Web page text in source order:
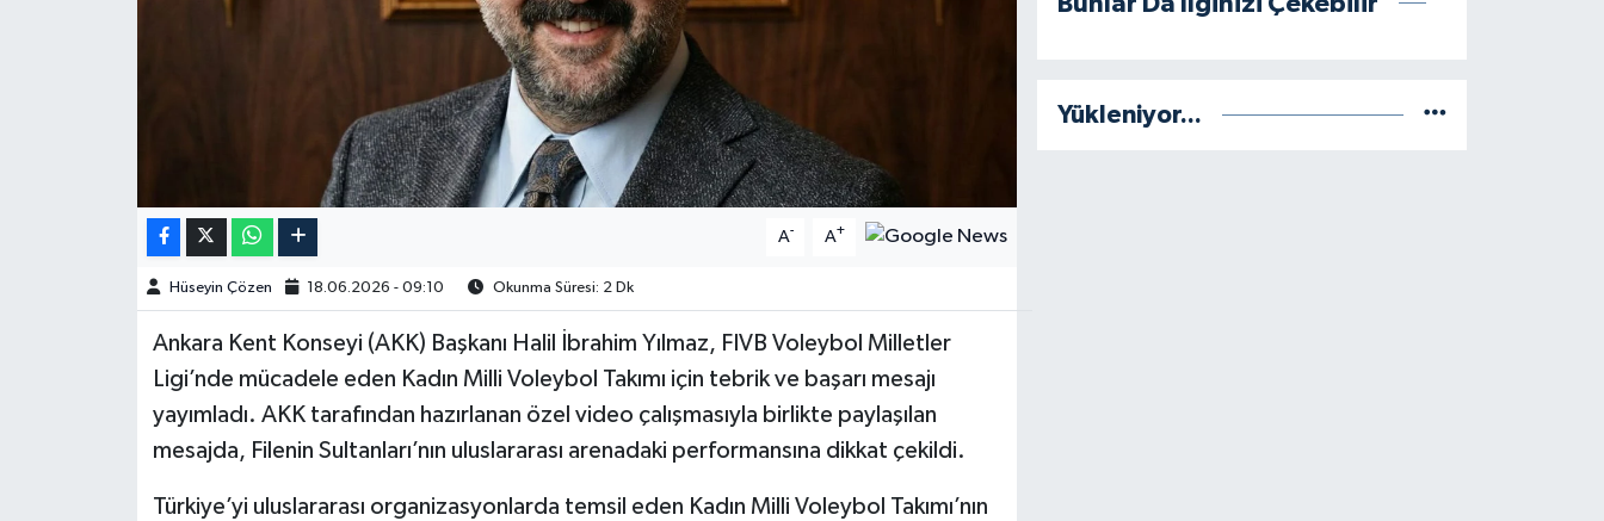
A- A+
Hüseyin Çözen 18.06.2026 - 09:10 Okunma Süresi: 2 Dk
Ankara Kent Konseyi (AKK) Başkanı Halil İbrahim Yılmaz, FIVB Voleybol Milletler
Ligi’nde mücadele eden Kadın Milli Voleybol Takımı için tebrik ve başarı mesajı
yayımladı. AKK tarafından hazırlanan özel video çalışmasıyla birlikte paylaşılan
mesajda, Filenin Sultanları’nın uluslararası arenadaki performansına dikkat çekildi.
Türkiye’yi uluslararası organizasyonlarda temsil eden Kadın Milli Voleybol Takımı’nın
Yükleniyor...
Kim kimdir?
Kültür Sanat